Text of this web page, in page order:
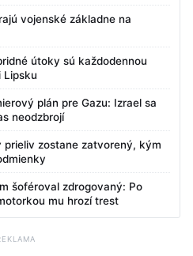
vojenské základne na
útoky sú každodennou
Lipsku
plán pre Gazu: Izrael sa
neodzbrojí
prieliv zostane zatvorený, kým
šoféroval zdrogovaný: Po
mu hrozí trest